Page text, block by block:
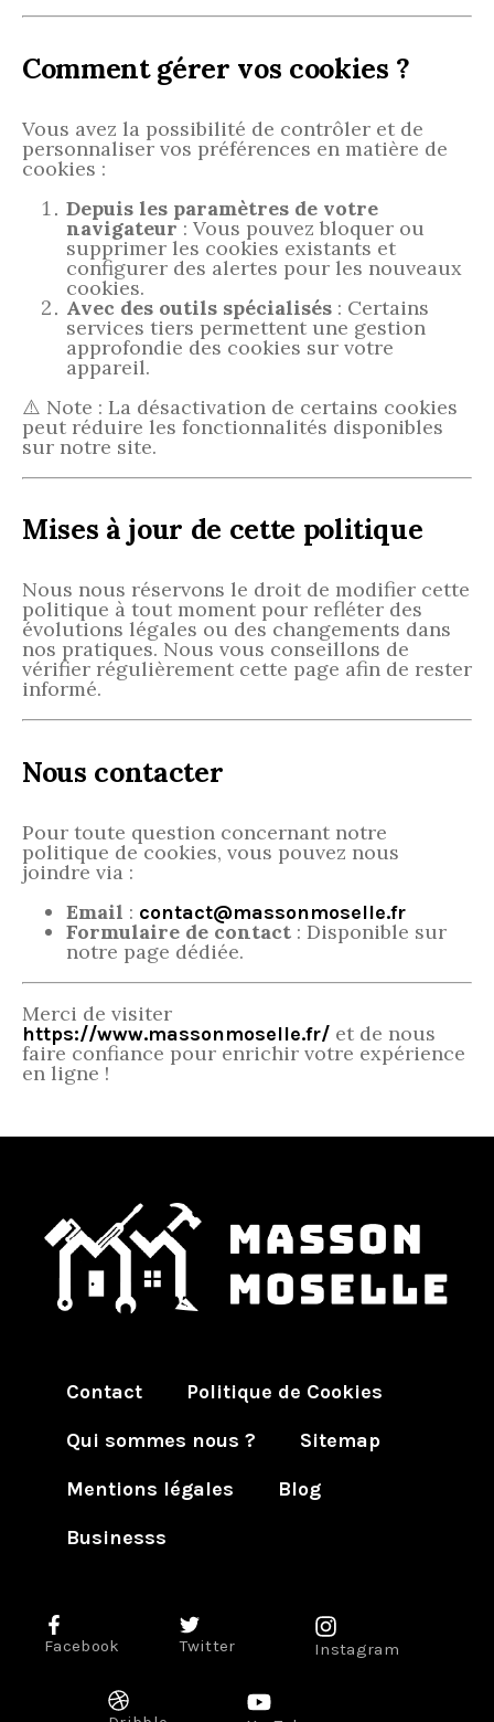
Comment gérer vos cookies ?
Vous avez la possibilité de contrôler et de
personnaliser vos préférences en matière de
cookies :
Depuis les paramètres de votre
navigateur: Vous pouvez bloquer ou
supprimer les cookies existants et
configurer des alertes pour les nouveaux
cookies.
Avec des outils spécialisés : Certains
services tiers permettent une gestion
approfondie des cookies sur votre
appareil.
⚠️ Note : La désactivation de certains cookies
peut réduire les fonctionnalités disponibles
sur notre site.
Mises à jour de cette politique
Nous nous réservons le droit de modifier cette
politique à tout moment pour refléter des
évolutions légales ou des changements dans
nos pratiques. Nous vous conseillons de
vérifier régulièrement cette page afin de rester
informé.
Nous contacter
Pour toute question concernant notre
politique de cookies, vous pouvez nous
joindre via :
Email : contact@massonmoselle.fr
Formulaire de contact : Disponible sur
notre page dédiée.
Merci de visiter
https://www.massonmoselle.fr/ et de nous
faire confiance pour enrichir votre expérience
en ligne !
Contact
Politique de Cookies
Qui sommes nous ?
Sitemap
Mentions légales
Blog
Businesss
Facebook Twitter Instagram